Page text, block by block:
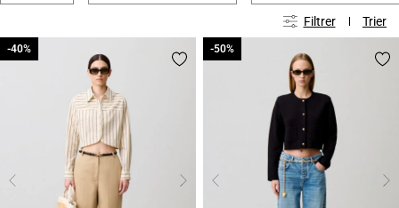
Filtrer Trier
-40%
-40% -50%
-50%